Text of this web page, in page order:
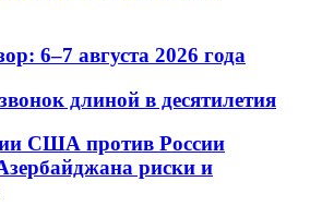
6–7 августа 2026 года
длиной в десятилетия
США против России
риски и